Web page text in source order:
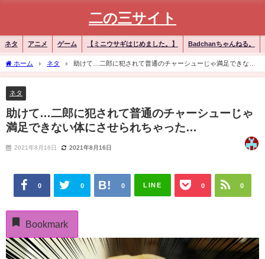
二の三サイト
ネタ アニメ ゲーム 【ミニウサギはじめました。】 Badchanちゃんねる。
ホーム ネタ
助けて…二郎に犯されて普通のチャーシューじゃ満足できない
体にさせられちゃった…
ネタ
助けて…二郎に犯されて普通のチャーシューじゃ
満足できない体にさせられちゃった…
2021年8月16日 2021年8月16日
0 0 0 LINE 0 0
Bookmark